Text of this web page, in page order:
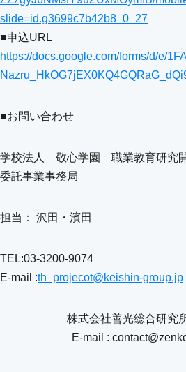
slide=id.g3699c7b42b8_0_27
■申込URL
https://docs.google.com/forms/d/e/
■お問い合わせ
学校法人 敬心学園 職業教育研究
委託事業事務局
担当： 沢田・濱田
TEL:03-3200-9074
E-mail :th_projecot@keishin-group.jp
株式会社善光総合研究
E-mail :